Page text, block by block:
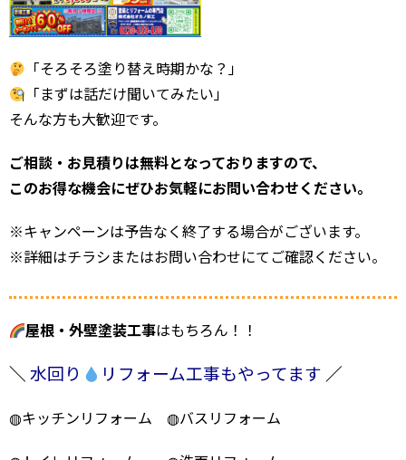
「そろそろ塗り替え時期かな？」
「まずは話だけ聞いてみたい」
そんな方も大歓迎です。
ご相談・お見積りは無料となっておりますので、
このお得な機会にぜひお気軽にお問い合わせください。
※キャンペーンは予告なく終了する場合がございます。
※詳細はチラシまたはお問い合わせにてご確認ください。
屋根・外壁塗装工事はもちろん！！
＼ 水回り リフォーム工事もやってます ／
◍キッチンリフォーム ◍バスリフォーム